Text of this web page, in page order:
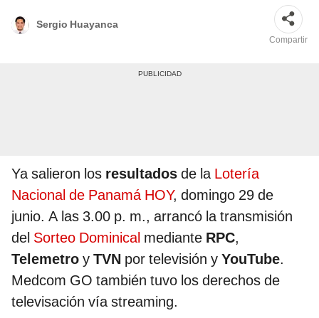
Sergio Huayanca
Compartir
Ya salieron los resultados de la Lotería
Nacional de Panamá HOY, domingo 29 de
junio. A las 3.00 p. m., arrancó la transmisión
del Sorteo Dominical mediante RPC,
Telemetro y TVN por televisión y YouTube.
Medcom GO también tuvo los derechos de
televisación vía streaming.